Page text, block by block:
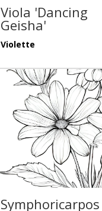
Viola 'Dancing
Geisha'
Violette